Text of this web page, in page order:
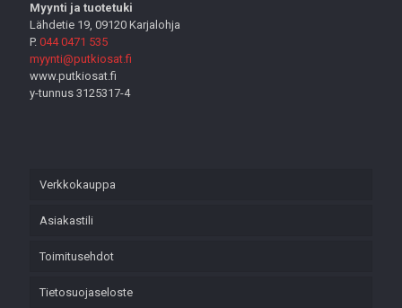
Myynti ja tuotetuki
Lähdetie 19, 09120 Karjalohja
P. 044 0471 535
myynti@putkiosat.fi
www.putkiosat.fi
y-tunnus 3125317-4
Verkkokauppa
Asiakastili
Toimitusehdot
Tietosuojaseloste